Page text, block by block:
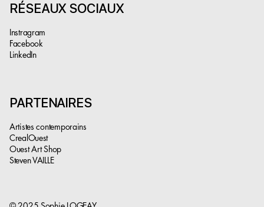
RÉSEAUX SOCIAUX
Instragram
Facebook
LinkedIn
PARTENAIRES
Artistes contemporains
CrealOuest
Ouest Art Shop
Steven VAILLE